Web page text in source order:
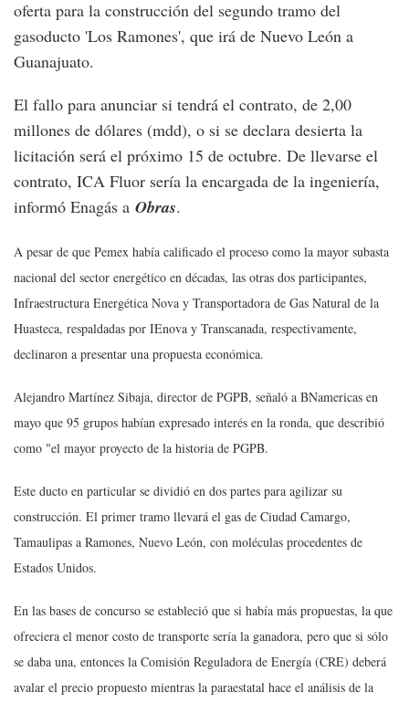
oferta para la construcción del segundo tramo del
gasoducto 'Los Ramones', que irá de Nuevo León a
Guanajuato.
El fallo para anunciar si tendrá el contrato, de 2,00
millones de dólares (mdd), o si se declara desierta la
licitación será el próximo 15 de octubre. De llevarse el
contrato, ICA Fluor sería la encargada de la ingeniería,
informó Enagás a Obras.
A pesar de que Pemex había calificado el proceso como la mayor subasta
nacional del sector energético en décadas, las otras dos participantes,
Infraestructura Energética Nova y Transportadora de Gas Natural de la
Huasteca, respaldadas por IEnova y Transcanada, respectivamente,
declinaron a presentar una propuesta económica.
Alejandro Martínez Sibaja, director de PGPB, señaló a BNamericas en
mayo que 95 grupos habían expresado interés en la ronda, que describió
como "el mayor proyecto de la historia de PGPB.
Este ducto en particular se dividió en dos partes para agilizar su
construcción. El primer tramo llevará el gas de Ciudad Camargo,
Tamaulipas a Ramones, Nuevo León, con moléculas procedentes de
Estados Unidos.
En las bases de concurso se estableció que si había más propuestas, la que
ofreciera el menor costo de transporte sería la ganadora, pero que si sólo
se daba una, entonces la Comisión Reguladora de Energía (CRE) deberá
avalar el precio propuesto mientras la paraestatal hace el análisis de la